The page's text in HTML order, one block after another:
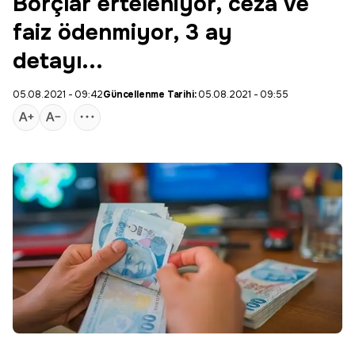
faiz ödenmiyor, 3 ay
detayı...
05.08.2021 - 09:42Güncellenme Tarihi:05.08.2021 - 09:55